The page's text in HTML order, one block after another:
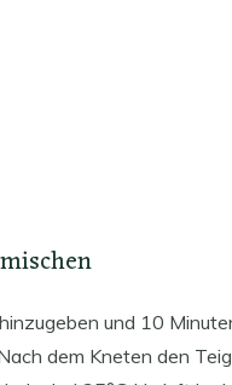
und 10
dem Kneten den